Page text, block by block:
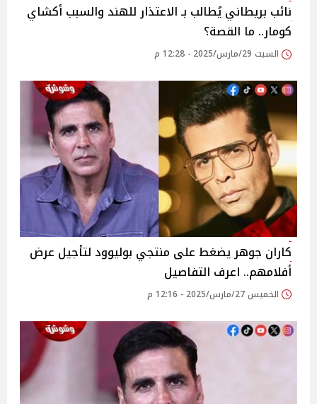
نائب بريطاني يُطالب بـ الاعتذار للهند والسبب أكشاي
كومار.. ما القصة؟
السبت 29/مارس/2025 - 12:28 م
كاران جوهر يضغط على منتجي بوليوود لتأجيل عرض
أفلامهم.. اعرف التفاصيل
الخميس 27/مارس/2025 - 12:16 م